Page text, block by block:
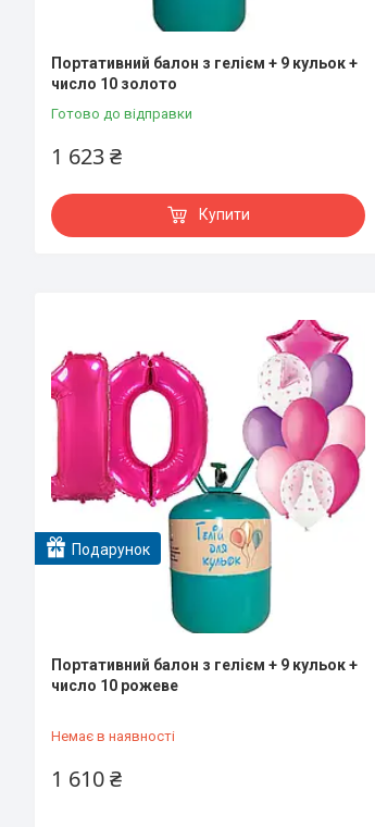
Портативний балон з гелієм + 9 кульок +
число 10 золото
Готово до відправки
1 623 ₴
Купити
Подарунок
Портативний балон з гелієм + 9 кульок +
число 10 рожеве
Немає в наявності
1 610 ₴